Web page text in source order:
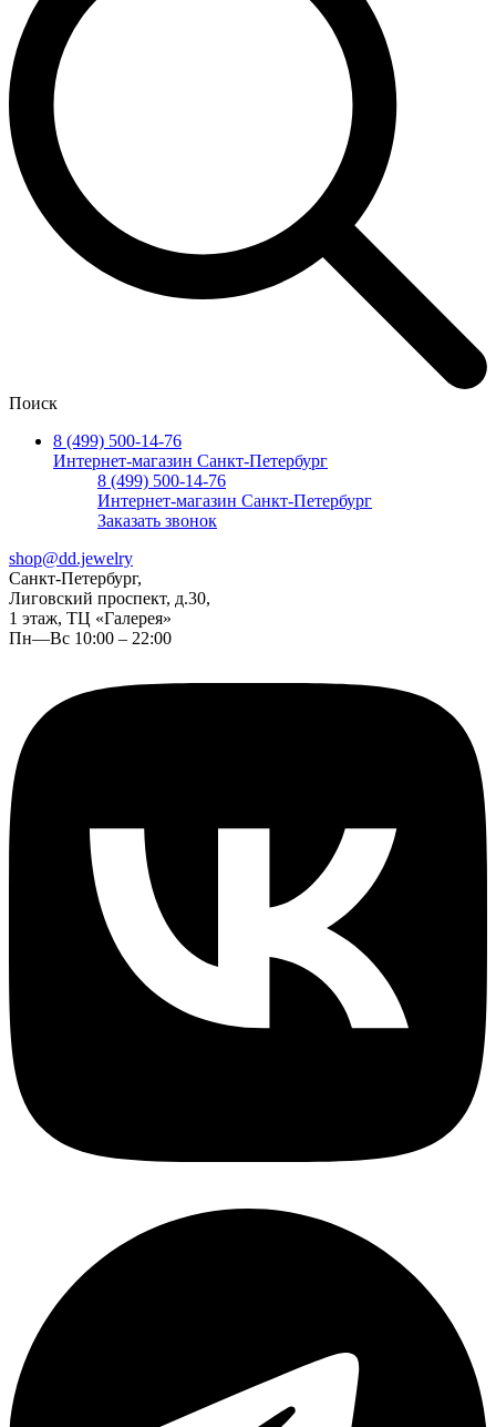
Поиск
8 (499) 500-14-76
Интернет-магазин Санкт-Петербург
8 (499) 500-14-76
Интернет-магазин Санкт-Петербург
Заказать звонок
shop@dd.jewelry
Санкт-Петербург,
Лиговский проспект, д.30,
1 этаж, ТЦ «Галерея»
Пн—Вс 10:00 – 22:00